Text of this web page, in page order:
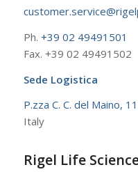
Ph. +39 02 49491501
Fax. +39 02 49491502
Sede Logistica
P.zza C. C. del Maino, 11
Italy
Rigel Life